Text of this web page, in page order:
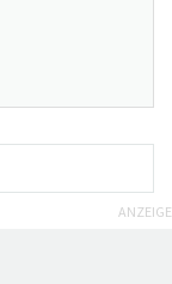
ANZEIGE